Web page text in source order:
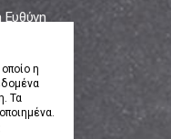
Ευθύνη
η
Τα